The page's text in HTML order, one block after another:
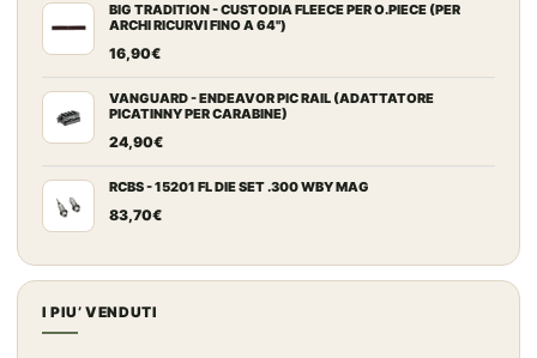
BIG TRADITION - CUSTODIA FLEECE PER O.PIECE (PER
ARCHI RICURVI FINO A 64")
16,90€
VANGUARD - ENDEAVOR PIC RAIL (ADATTATORE
PICATINNY PER CARABINE)
24,90€
RCBS - 15201 FL DIE SET .300 WBY MAG
83,70€
I PIU’ VENDUTI